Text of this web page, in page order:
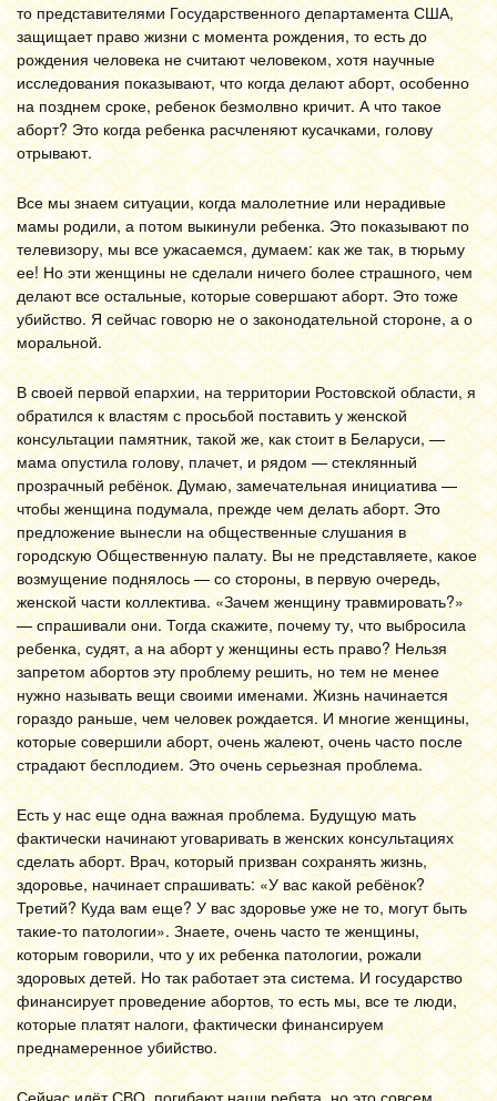
то представителями Государственного департамента США,
защищает право жизни с момента рождения, то есть до
рождения человека не считают человеком, хотя научные
исследования показывают, что когда делают аборт, особенно
на позднем сроке, ребенок безмолвно кричит. А что такое
аборт? Это когда ребенка расчленяют кусачками, голову
отрывают.
Все мы знаем ситуации, когда малолетние или нерадивые
мамы родили, а потом выкинули ребенка. Это показывают по
телевизору, мы все ужасаемся, думаем: как же так, в тюрьму
ее! Но эти женщины не сделали ничего более страшного, чем
делают все остальные, которые совершают аборт. Это тоже
убийство. Я сейчас говорю не о законодательной стороне, а о
моральной.
В своей первой епархии, на территории Ростовской области, я
обратился к властям с просьбой поставить у женской
консультации памятник, такой же, как стоит в Беларуси, —
мама опустила голову, плачет, и рядом — стеклянный
прозрачный ребёнок. Думаю, замечательная инициатива —
чтобы женщина подумала, прежде чем делать аборт. Это
предложение вынесли на общественные слушания в
городскую Общественную палату. Вы не представляете, какое
возмущение поднялось — со стороны, в первую очередь,
женской части коллектива. «Зачем женщину травмировать?»
— спрашивали они. Тогда скажите, почему ту, что выбросила
ребенка, судят, а на аборт у женщины есть право? Нельзя
запретом абортов эту проблему решить, но тем не менее
нужно называть вещи своими именами. Жизнь начинается
гораздо раньше, чем человек рождается. И многие женщины,
которые совершили аборт, очень жалеют, очень часто после
страдают бесплодием. Это очень серьезная проблема.
Есть у нас еще одна важная проблема. Будущую мать
фактически начинают уговаривать в женских консультациях
сделать аборт. Врач, который призван сохранять жизнь,
здоровье, начинает спрашивать: «У вас какой ребёнок?
Третий? Куда вам еще? У вас здоровье уже не то, могут быть
такие-то патологии». Знаете, очень часто те женщины,
которым говорили, что у их ребенка патологии, рожали
здоровых детей. Но так работает эта система. И государство
финансирует проведение абортов, то есть мы, все те люди,
которые платят налоги, фактически финансируем
преднамеренное убийство.
Сейчас идёт СВО, погибают наши ребята, но это совсем